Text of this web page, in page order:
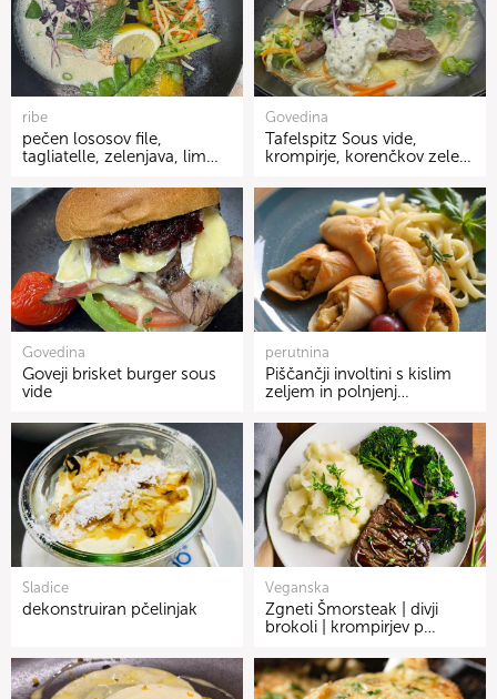
ribe
pečen lososov file,
tagliatelle, zelenjava, lim…
Govedina
Tafelspitz Sous vide,
krompirje, korenčkov zele…
Govedina
Goveji brisket burger sous
vide
perutnina
Piščančji involtini s kislim
zeljem in polnjenj…
Sladice
dekonstruiran pčelinjak
Veganska
Zgneti Šmorsteak | divji
brokoli | krompirjev p…